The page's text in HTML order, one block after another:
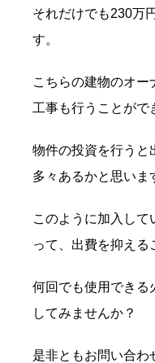
それだけでも230万
す。
こちらの建物のオー
工事も行うことがで
物件の投資を行うと
多々あるかと思いま
このように加入して
って、出費を抑える
何回でも使用できる
してみませんか？
是非ともお問い合わ